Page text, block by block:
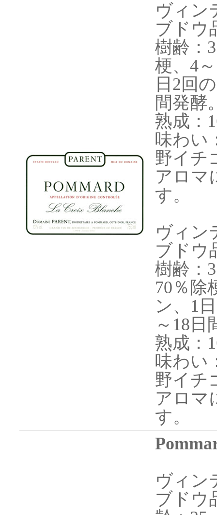
ヴィン
ブドウ
樹齢
梗、4
日2回
間発酵
熟成：
味わい
野イチ
アロマ
す。
ヴィン
ブドウ
樹齢：
70％除
ン、1
～18日
熟成：
味わい
野イチ
アロマ
す。
ヴィン
ブドウ